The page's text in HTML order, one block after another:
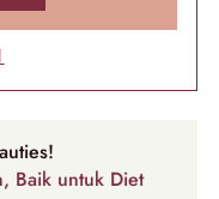
Baik untuk Diet